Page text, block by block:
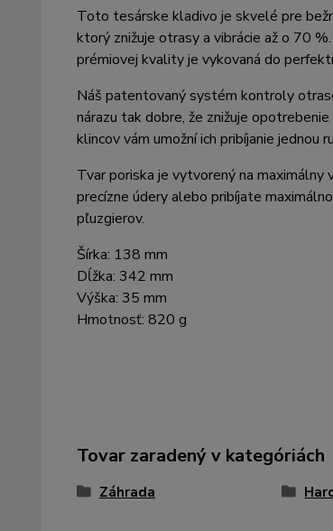
Toto tesárske kladivo je skvelé pre
ktorý znižuje otrasy a vibrácie až o 70
prémiovej kvality je vykovaná do
Náš patentovaný systém kontroly
nárazu tak dobre, že znižuje
klincov vám umožní ich pribíjanie jednou
Tvar poriska je vytvorený na maximálny
precízne údery alebo pribíjate
pľuzgierov.
Šírka: 138 mm
Dĺžka: 342 mm
Výška: 35 mm
Hmotnosť: 820 g
Tovar zaradený v kategóriách
Záhrada